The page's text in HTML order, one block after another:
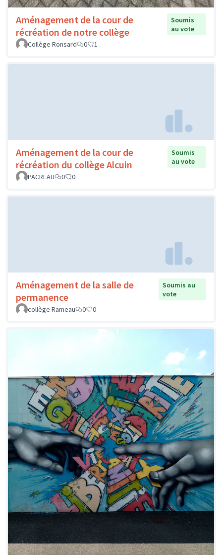
Aménagement de la cour de
récréation de notre collège
Soumis
au vote
Collège Ronsard
0 1
Aménagement de la cour de
récréation du collège Alcuin
Soumis
au vote
PACREAU
0 0
Aménagement de la salle de
permanence
Soumis au
vote
collège Rameau
0 0